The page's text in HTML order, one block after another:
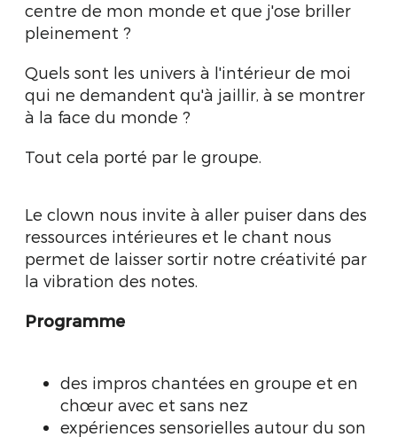
centre de mon monde et que j'ose briller
pleinement ?
Quels sont les univers à l'intérieur de moi
qui ne demandent qu'à jaillir, à se montrer
à la face du monde ?
Tout cela porté par le groupe.
Le clown nous invite à aller puiser dans des
ressources intérieures et le chant nous
permet de laisser sortir notre créativité par
la vibration des notes.
Programme
des impros chantées en groupe et en
chœur avec et sans nez
expériences sensorielles autour du son